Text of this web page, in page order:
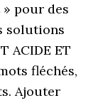
pour des
solutions
ACIDE ET
fléchés,
Ajouter